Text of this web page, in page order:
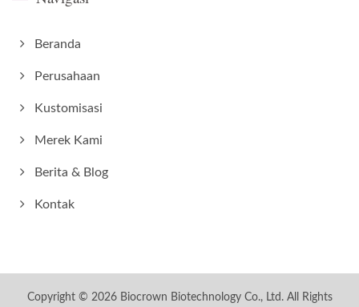
Beranda
Perusahaan
Kustomisasi
Merek Kami
Berita & Blog
Kontak
Copyright © 2026 Biocrown Biotechnology Co., Ltd.All Rights